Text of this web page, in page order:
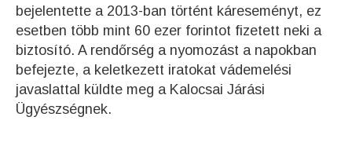
bejelentette a 2013-ban történt káreseményt, ez
esetben több mint 60 ezer forintot fizetett neki a
biztosító. A rendőrség a nyomozást a napokban
befejezte, a keletkezett iratokat vádemelési
javaslattal küldte meg a Kalocsai Járási
Ügyészségnek.